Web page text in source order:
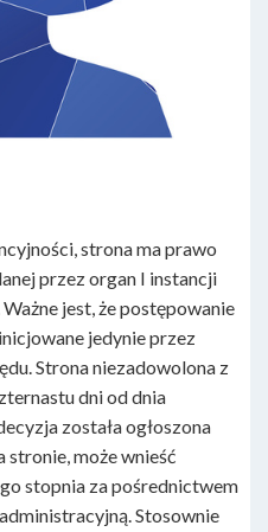
strona ma prawo
przez organ I instancji
jest, że postępowanie
jedynie przez
Strona niezadowolona z
dni od dnia
została ogłoszona
stronie, może wnieść
stopnia za pośrednictwem
Stosownie